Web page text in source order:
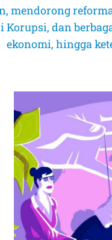
mendorong
dan
ekonomi, hingga